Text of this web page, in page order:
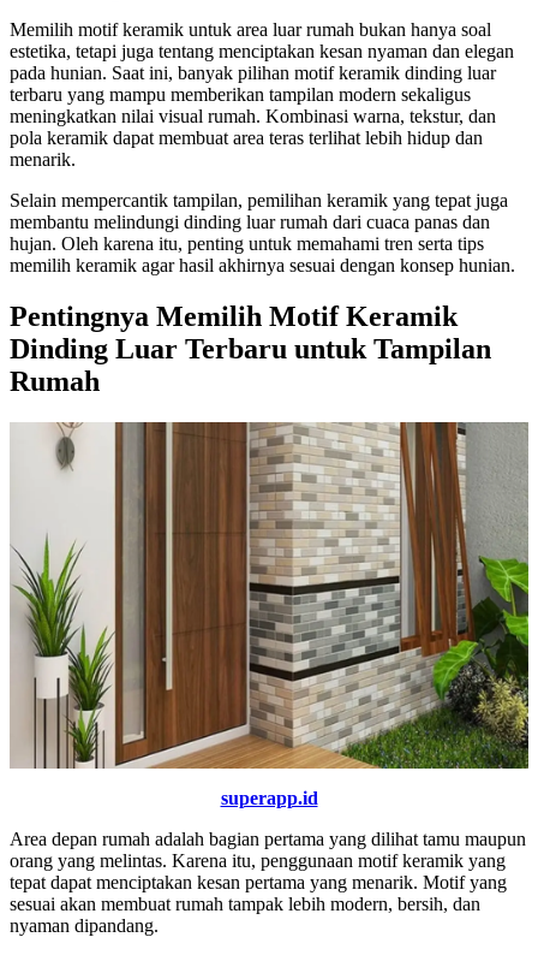
Memilih motif keramik untuk area luar rumah bukan hanya soal
estetika, tetapi juga tentang menciptakan kesan nyaman dan elegan
pada hunian. Saat ini, banyak pilihan motif keramik dinding luar
terbaru yang mampu memberikan tampilan modern sekaligus
meningkatkan nilai visual rumah. Kombinasi warna, tekstur, dan
pola keramik dapat membuat area teras terlihat lebih hidup dan
menarik.
Selain mempercantik tampilan, pemilihan keramik yang tepat juga
membantu melindungi dinding luar rumah dari cuaca panas dan
hujan. Oleh karena itu, penting untuk memahami tren serta tips
memilih keramik agar hasil akhirnya sesuai dengan konsep hunian.
Pentingnya Memilih Motif Keramik
Dinding Luar Terbaru untuk Tampilan
Rumah
superapp.id
Area depan rumah adalah bagian pertama yang dilihat tamu maupun
orang yang melintas. Karena itu, penggunaan motif keramik yang
tepat dapat menciptakan kesan pertama yang menarik. Motif yang
sesuai akan membuat rumah tampak lebih modern, bersih, dan
nyaman dipandang.